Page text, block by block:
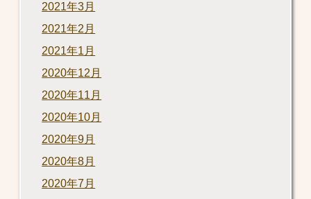
2021年3月
2021年2月
2021年1月
2020年12月
2020年11月
2020年10月
2020年9月
2020年8月
2020年7月